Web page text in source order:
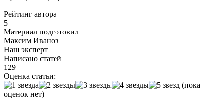
Рейтинг автора
5
Материал подготовил
Максим Иванов
Наш эксперт
Написано статей
129
Оценка статьи:
(пока
оценок нет)